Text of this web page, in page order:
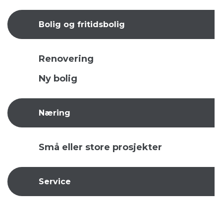
Bolig og fritidsbolig
Renovering
Ny bolig
Næring
Små eller store prosjekter
Service